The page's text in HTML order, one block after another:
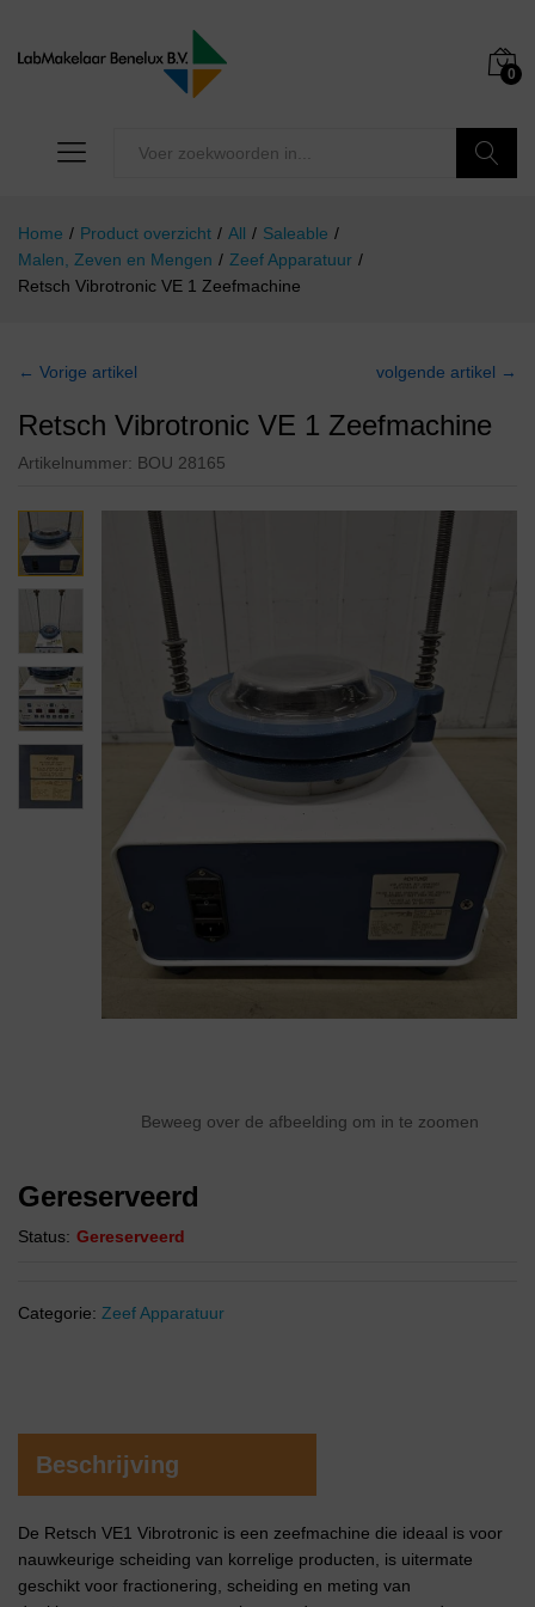
0
Home / Product overzicht / All / Saleable /
Malen, Zeven en Mengen / Zeef Apparatuur /
Retsch Vibrotronic VE 1 Zeefmachine
← Vorige artikel volgende artikel →
Retsch Vibrotronic VE 1 Zeefmachine
Artikelnummer: BOU 28165
Beweeg over de afbeelding om in te zoomen
Gereserveerd
Status: Gereserveerd
Categorie: Zeef Apparatuur
Beschrijving
De Retsch VE1 Vibrotronic is een zeefmachine die ideaal is voor
nauwkeurige scheiding van korrelige producten, is uitermate
geschikt voor fractionering, scheiding en meting van